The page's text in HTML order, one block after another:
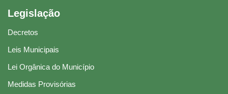
Legislação
Decretos
Leis Municipais
Lei Orgânica do Município
Medidas Provisórias